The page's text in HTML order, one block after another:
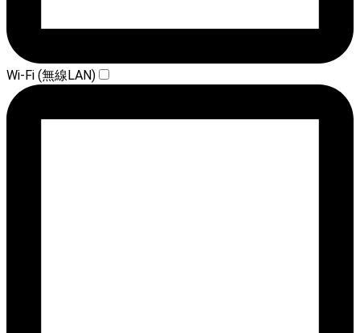
Wi-Fi (無線LAN)